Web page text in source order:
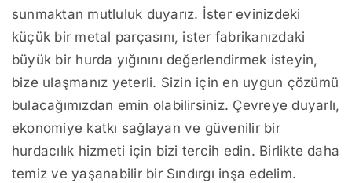
sunmaktan mutluluk duyarız. İster evinizdeki
küçük bir metal parçasını, ister fabrikanızdaki
büyük bir hurda yığınını değerlendirmek isteyin,
bize ulaşmanız yeterli. Sizin için en uygun çözümü
bulacağımızdan emin olabilirsiniz. Çevreye duyarlı,
ekonomiye katkı sağlayan ve güvenilir bir
hurdacılık hizmeti için bizi tercih edin. Birlikte daha
temiz ve yaşanabilir bir Sındırgı inşa edelim.